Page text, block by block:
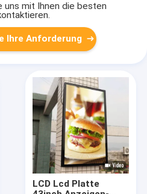
uns mit Ihnen die besten
Ihre Anforderung
LCD Lcd Platte